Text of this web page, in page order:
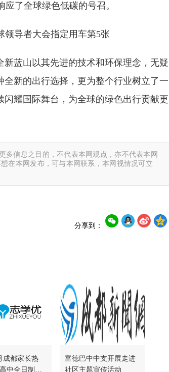
了全球绿色低碳的号召。
蓝山以其先进的技术和环保理念，无疑
新的出行选择，更为整个行业树立了一
耀国际舞台，为全球的绿色出行贡献更
多信息之目的，不代表本网观点，亦不代表本网
在本网发布，可与本网联系，本网视情况可立
分享到：
成都家长热
中全日制选
富德巴中中支开展走进
社区主题宣传活动